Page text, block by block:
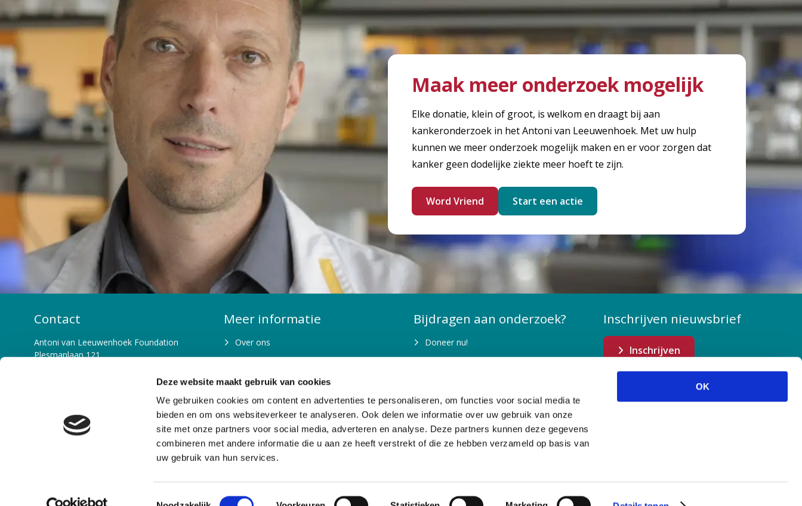
Deze website maakt gebruik van cookies
We gebruiken cookies om content en advertenties te personaliseren, om functies voor social media te
bieden en om ons websiteverkeer te analyseren. Ook delen we informatie over uw gebruik van onze
site met onze partners voor social media, adverteren en analyse. Deze partners kunnen deze gegevens
combineren met andere informatie die u aan ze heeft verstrekt of die ze hebben verzameld op basis van
uw gebruik van hun services.
OK
Maak meer onderzoek mogelijk
Elke donatie, klein of groot, is welkom en draagt bij aan
kankeronderzoek in het Antoni van Leeuwenhoek. Met uw hulp
kunnen we meer onderzoek mogelijk maken en er voor zorgen dat
kanker geen dodelijke ziekte meer hoeft te zijn.
Word Vriend Start een actie
Contact
Antoni van Leeuwenhoek Foundation
Plesmanlaan 121
IBAN: NL26 RABO 0102 9000 00
KvK: 53146093
Meer informatie
Over ons
Beleid en jaarverslagen
Bestuur en organisatie
Missie en doelstellingen
Bijdragen aan onderzoek?
Doneer nu!
Nalaten
Bedrijven
Inschrijven nieuwsbrief
Inschrijven